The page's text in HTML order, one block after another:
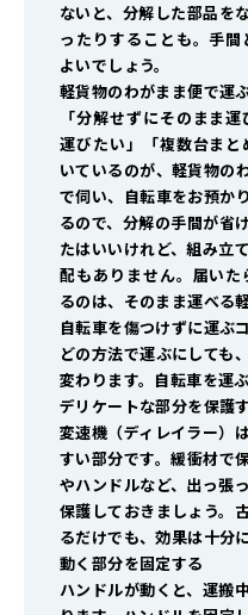
ないと、分解した部品を
ったりすることも。手
よいでしょう。
軽貨物のわがまま便で運
「分解せずにそのまま
運びたい」「複数台ま
いているのが、軽貨物の
で伺い、自転車をお預か
るので、分解の手間が省
たはいいけれど、組み立
配もありません。届い
るのは、そのまま運べる
自転車を傷つけずに運ぶ
どの方法で運ぶにしても
変わります。自転車を運
デリケートな部分を保護
変速機（ディレイラー）
すい部分です。緩衝材で
やハンドルなど、出っ張
保護しておきましょう。
るだけでも、効果は十分に
動く部分を固定する
ハンドルが動くと、運搬